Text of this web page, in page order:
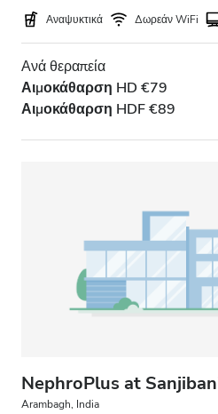
Αναψυκτικά Δωρεάν WiFi
Ανά θεραπεία
Αιμοκάθαρση HD €79
Αιμοκάθαρση HDF €89
NephroPlus at
Arambagh, India